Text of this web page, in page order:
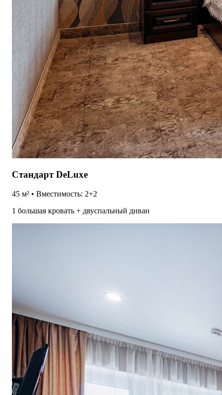
Стандарт DeLuxe
45 м² • Вместимость: 2+2
1 большая кровать + двуспальный диван